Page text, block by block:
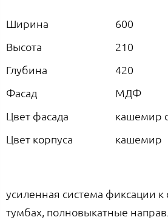
Ширина
600
Высота
210
Глубина
420
Фасад
МДФ
Цвет фасада
кашемир
Цвет корпуса
кашемир
усиленная система фиксации к
тумбах, полновыкатные